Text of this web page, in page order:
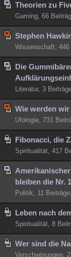
Theorien zu
Gaming, 66
Stephen
Wissenschaft,
Die
Literatur, 3
Wie werden
Ufologie, 731
Fibonacci, die
Spiritualität, 417
bleiben die Nr. 1
Politik, 11
Leben nach
Spiritualität, 8
Wer sind die
Verschwörungen,